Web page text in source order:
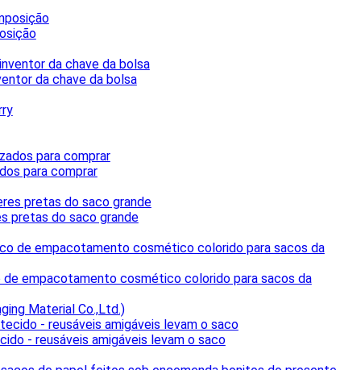
da chave da bolsa
para comprar
pretas do saco grande
empacotamento cosmético colorido para sacos da
Material Co.,Ltd.)
- reusáveis amigáveis levam o saco